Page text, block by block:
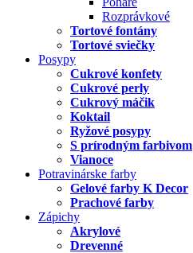
Rozprávkové
Tortové fontány
Tortové sviečky
Posypy
Cukrové konfety
Cukrové perly
Cukrový máčik
Koktail
Ryžové posypy
S prírodným farbivom
Vianoce
Potravinárske farby
Gelové farby K Decor
Prachové farby
Zápichy
Akrylové
Drevenné